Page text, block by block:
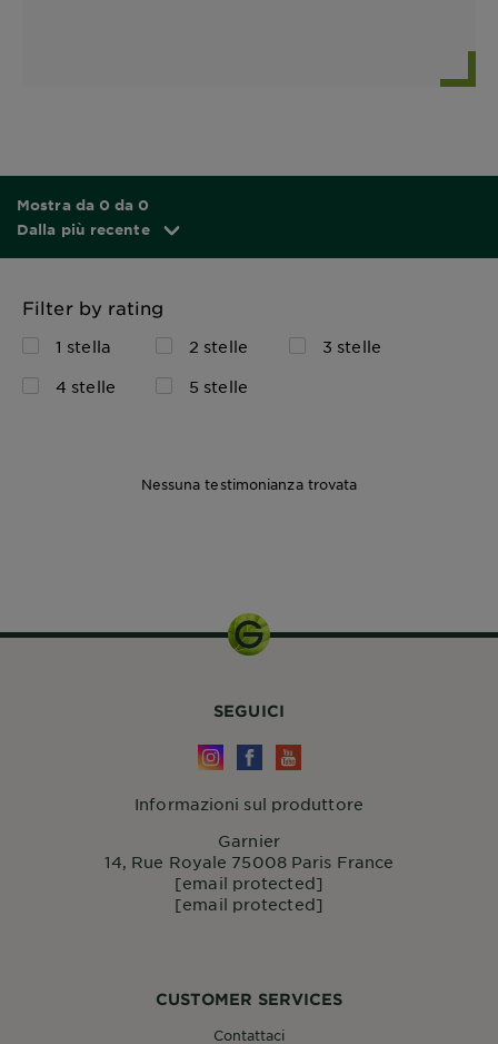
Mostra da 0 da 0
Dalla più recente
Filter by rating
1 stella 2 stelle
3 stelle
4 stelle
5 stelle
Nessuna testimonianza trovata
CUSTOMER SERVICES
Contattaci
SEGUICI
Informazioni sul produttore
Garnier
14, Rue Royale 75008 Paris France
[email protected]
[email protected]